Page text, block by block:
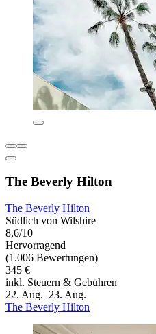
The Beverly Hilton
The Beverly Hilton
Südlich von Wilshire
8,6/10
Hervorragend
(1.006 Bewertungen)
345 €
inkl. Steuern & Gebühren
22. Aug.–23. Aug.
The Beverly Hilton